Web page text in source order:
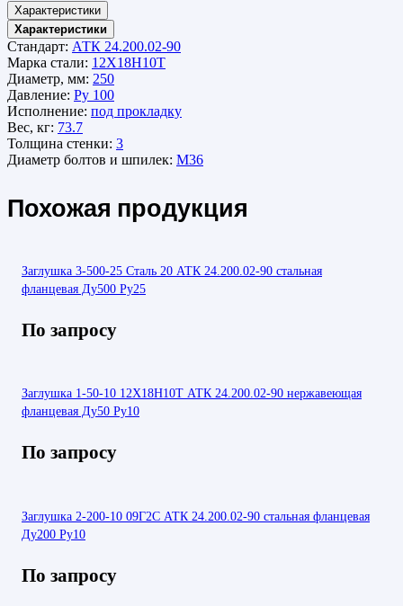
Характеристики
Характеристики
Стандарт: АТК 24.200.02-90
Марка стали: 12Х18Н10Т
Диаметр, мм: 250
Давление: Ру 100
Исполнение: под прокладку
Вес, кг: 73.7
Толщина стенки: 3
Диаметр болтов и шпилек: М36
Похожая продукция
Заглушка 3-500-25 Сталь 20 АТК 24.200.02-90 стальная
фланцевая Ду500 Ру25
По запросу
Заглушка 1-50-10 12Х18Н10Т АТК 24.200.02-90 нержавеющая
фланцевая Ду50 Ру10
По запросу
Заглушка 2-200-10 09Г2С АТК 24.200.02-90 стальная фланцевая
Ду200 Ру10
По запросу